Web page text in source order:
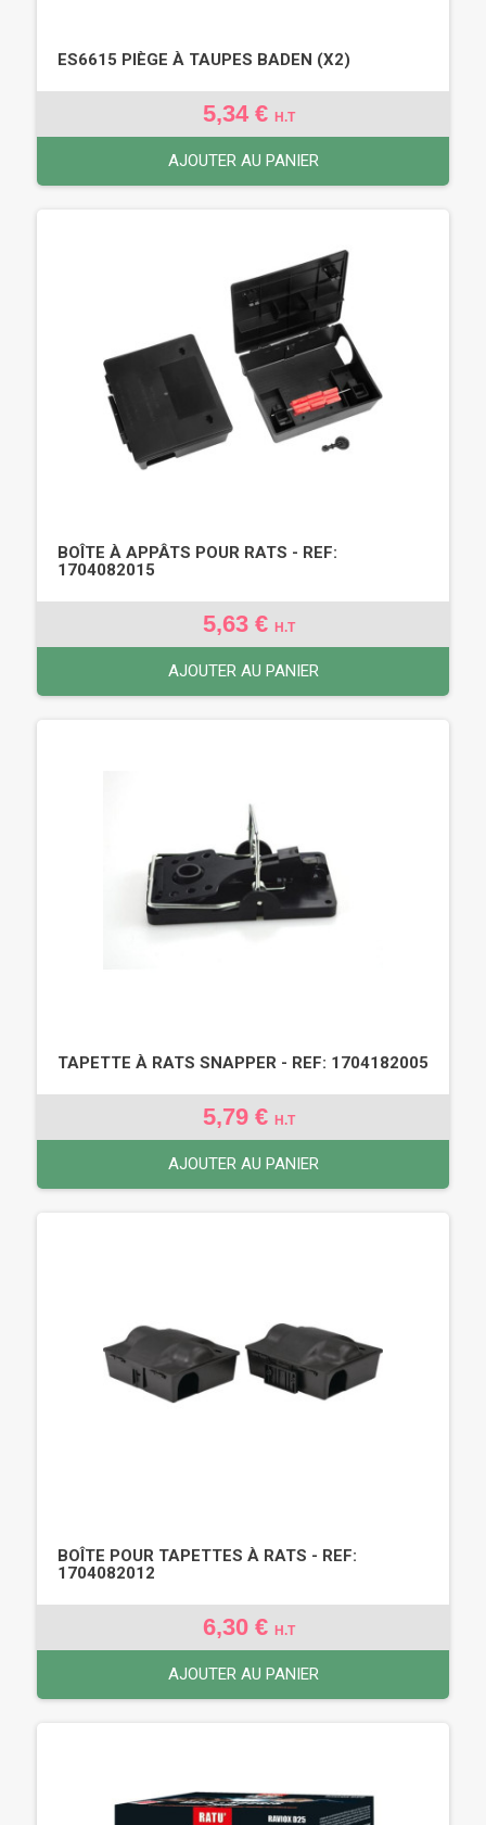
ES6615 PIÈGE À TAUPES BADEN (X2)
5,34 € H.T
AJOUTER AU PANIER
BOÎTE À APPÂTS POUR RATS - REF:
1704082015
5,63 € H.T
AJOUTER AU PANIER
TAPETTE À RATS SNAPPER - REF: 1704182005
5,79 € H.T
AJOUTER AU PANIER
BOÎTE POUR TAPETTES À RATS - REF:
1704082012
6,30 € H.T
AJOUTER AU PANIER